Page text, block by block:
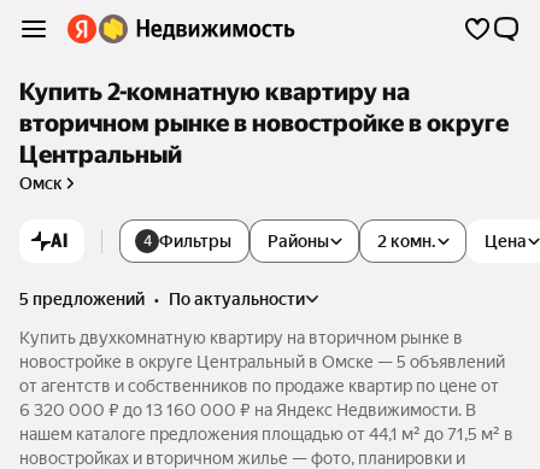
Купить 2-комнатную квартиру на
вторичном рынке в новостройке в округе
Центральный
Омск
AI 4 Фильтры Цена
Районы 2 комн.
5 предложений •
по актуальности
Купить двухкомнатную квартиру на вторичном рынке в
новостройке в округе Центральный в Омске — 5 объявлений
от агентств и собственников по продаже квартир по цене от
6 320 000 ₽ до 13 160 000 ₽ на Яндекс Недвижимости. В
нашем каталоге предложения площадью от 44,1 м² до 71,5 м² в
новостройках и вторичном жилье — фото, планировки и